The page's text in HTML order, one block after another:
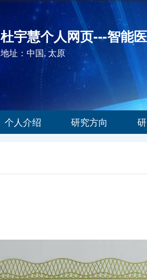
杜宇慧个人网页---智能
地址：中国, 太原
个人介绍 研究方向